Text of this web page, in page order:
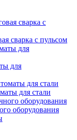
сварка с пульсом
для
для стали
оборудования